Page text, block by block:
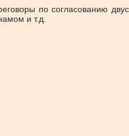
по согласованию
и т.д.